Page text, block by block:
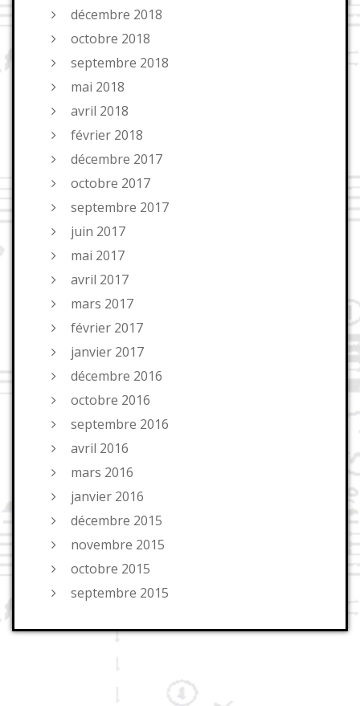
décembre 2018
octobre 2018
septembre 2018
mai 2018
avril 2018
février 2018
décembre 2017
octobre 2017
septembre 2017
juin 2017
mai 2017
avril 2017
mars 2017
février 2017
janvier 2017
décembre 2016
octobre 2016
septembre 2016
avril 2016
mars 2016
janvier 2016
décembre 2015
novembre 2015
octobre 2015
septembre 2015